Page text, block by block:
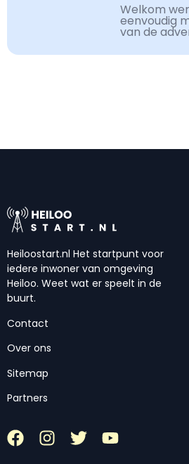
Welkom
eenvoudig
van de
Heiloostart.nl Het startpunt voor
iedere inwoner van omgeving
Heiloo. Weet wat er speelt in de
buurt.
Contact
Over ons
Sitemap
Partners